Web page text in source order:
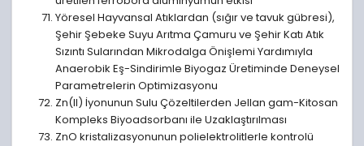
Yöresel Hayvansal Atıklardan (sığır ve tavuk gübresi),
Şehir Şebeke Suyu Arıtma Çamuru ve Şehir Katı Atık
Sızıntı Sularından Mikrodalga Önişlemi Yardımıyla
Anaerobik Eş-Sindirimle Biyogaz Üretiminde Deneysel
Parametrelerin Optimizasyonu
Zn(II) İyonunun Sulu Çözeltilerden Jellan gam-Kitosan
Kompleks Biyoadsorbanı ile Uzaklaştırılması
ZnO kristalizasyonunun polielektrolitlerle kontrolü